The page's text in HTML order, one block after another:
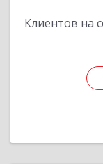
Клиентов на